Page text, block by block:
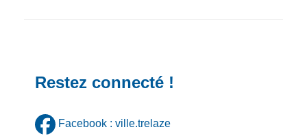
Restez connecté !
Facebook : ville.trelaze